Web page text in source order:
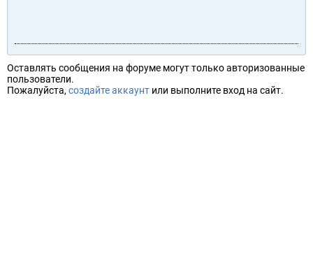
Оставлять сообщения на форуме могут только авторизованные
пользователи.
Пожалуйста, создайте аккаунт или выполните вход на сайт.